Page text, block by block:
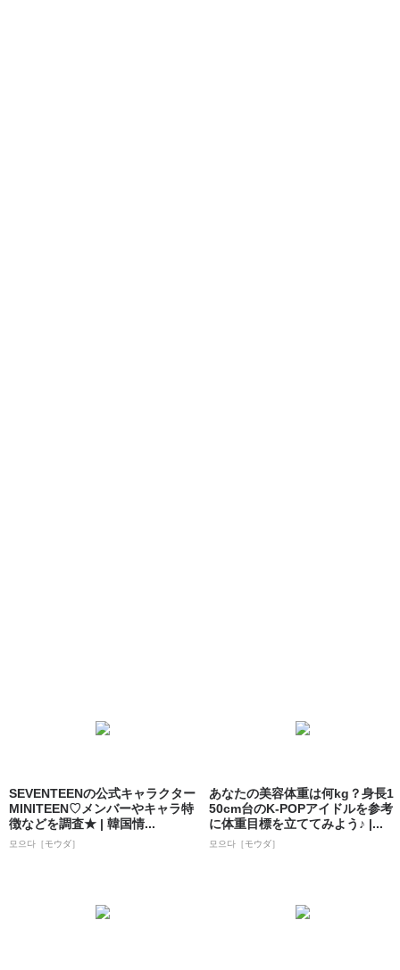
SEVENTEENの公式キャラクター
MINITEEN♡メンバーやキャラ特
徴などを調査★ | 韓国情...
모으다［モウダ］
あなたの美容体重は何kg？身長1
50cm台のK-POPアイドルを参考
に体重目標を立ててみよう♪ |...
모으다［モウダ］